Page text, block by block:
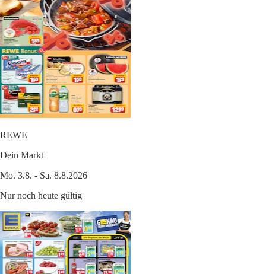
REWE
Dein Markt
Mo. 3.8. - Sa. 8.8.2026
Nur noch heute gültig